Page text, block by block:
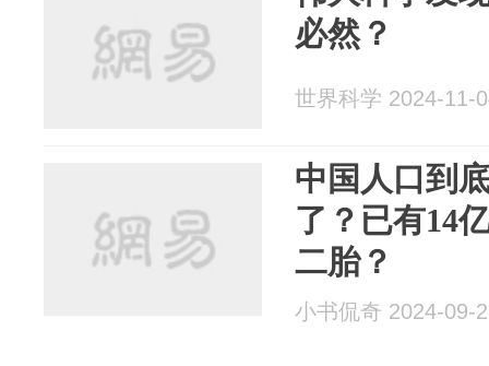
必然？
世界科学 2024-11-
中国人口到
了？已有14
二胎？
小书侃奇 2024-09-